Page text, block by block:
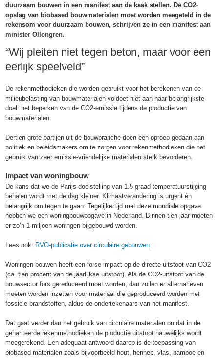
duurzaam bouwen in een manifest aan de kaak stellen. De CO2-
opslag van biobased bouwmaterialen moet worden meegeteld in de
rekensom voor duurzaam bouwen, schrijven ze in een manifest aan
minister Ollongren.
“Wij pleiten niet tegen beton, maar voor een
eerlijk speelveld”
De rekenmethodieken die worden gebruikt voor het berekenen van de
milieubelasting van bouwmaterialen voldoet niet aan haar belangrijkste
doel: het beperken van de CO2-emissie tijdens de productie van
bouwmaterialen.
Dertien grote partijen uit de bouwbranche doen een oproep gedaan aan
politiek en beleidsmakers om te zorgen voor rekenmethodieken die het
gebruik van zeer emissie-vriendelijke materialen sterk bevorderen.
Impact van woningbouw
De kans dat we de Parijs doelstelling van 1.5 graad temperatuurstijging
behalen wordt met de dag kleiner. Klimaatverandering is urgent én
belangrijk om tegen te gaan. Tegelijkertijd met deze mondiale opgave
hebben we een woningbouwopgave in Nederland. Binnen tien jaar moeten
er zo’n 1 miljoen woningen bijgebouwd worden.
Lees ook: RVO-publicatie over circulaire gebouwen
Woningen bouwen heeft een forse impact op de directe uitstoot van CO2
(ca. tien procent van de jaarlijkse uitstoot). Als de CO2-uitstoot van de
bouwsector fors gereduceerd moet worden, dan zullen er alternatieven
moeten worden inzetten voor materiaal die geproduceerd worden met
fossiele brandstoffen, aldus de ondertekenaars van het manifest.
Dat gaat verder dan het gebruik van circulaire materialen omdat in de
gehanteerde rekenmethodieken de productie uitstoot nauwelijks wordt
meegerekend. Een adequaat antwoord daarop is de toepassing van
biobased materialen zoals bijvoorbeeld hout, hennep, vlas, bamboe en